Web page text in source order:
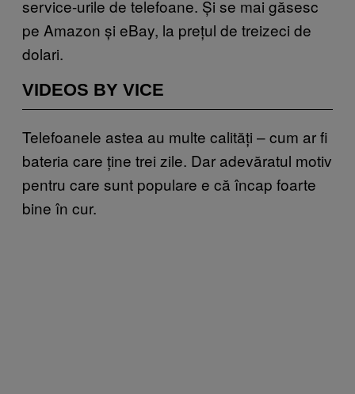
service-urile de telefoane. Și se mai găsesc
pe Amazon și eBay, la prețul de treizeci de
dolari.
VIDEOS BY VICE
Telefoanele astea au multe calități – cum ar fi
bateria care ține trei zile. Dar adevăratul motiv
pentru care sunt populare e că încap foarte
bine în cur.